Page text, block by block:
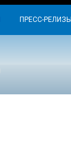
ПРЕСС-РЕЛИЗЫ